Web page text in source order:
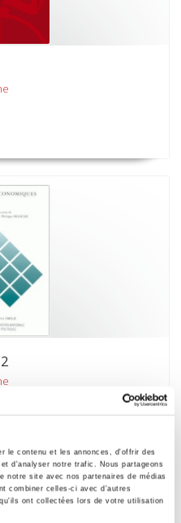
le contenu et les annonces, d'offrir des
d'analyser notre trafic. Nous partageons
notre site avec nos partenaires de médias
combiner celles-ci avec d'autres
ont collectées lors de votre utilisation